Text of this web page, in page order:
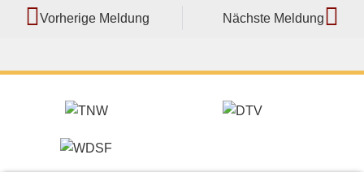
Vorherige Meldung Nächste Meldung